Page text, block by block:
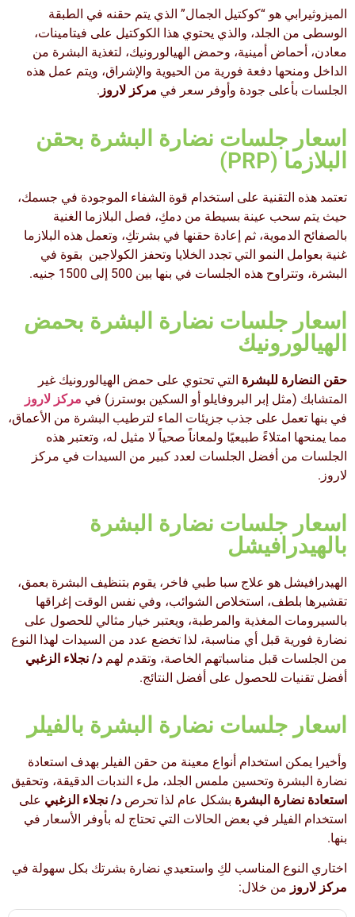
الميزوثيرابي هو “كوكتيل الجمال” الذي يتم حقنه في الطبقة
الوسطى من الجلد، والذي يحتوي هذا الكوكتيل على فيتامينات،
معادن، أحماض أمينية، وحمض الهيالورونيك، لتغذية البشرة من
الداخل ومنحها دفعة فورية من الحيوية والإشراق، ويتم عمل هذه
الجلسات بأعلى جودة وأوفر سعر في مركز لاروز .
اسعار جلسات نضارة البشرة بحقن
البلازما (PRP)
تعتمد هذه التقنية على استخدام قوة الشفاء الموجودة في جسمك،
حيث يتم سحب عينة بسيطة من دمكِ، فصل البلازما الغنية
بالصفائح الدموية، ثم إعادة حقنها في بشرتكِ، وتعمل هذه البلازما
غنية بعوامل النمو التي تجدد الخلايا وتحفز الكولاجين بقوة في
البشرة، وتتراوح هذه الجلسات في بنها بين 500 إلى 1500 جنيه.
اسعار جلسات نضارة البشرة بحمض
الهيالورونيك
حقن النضارة للبشرة التي تحتوي على حمض الهيالورونيك غير
المتشابك (مثل إبر البروفايلو أو السكين بوسترز) في مركز لاروز
في بنها تعمل على جذب جزيئات الماء لترطيب البشرة من الأعماق،
مما يمنحها امتلاءً طبيعيًا ولمعاناً صحياً لا مثيل له، وتعتبر هذه
الجلسات من أفضل الجلسات لعدد كبير من السيدات في مركز
لاروز.
اسعار جلسات نضارة البشرة
بالهيدرافيشل
الهيدرافيشل هو علاج سبا طبي فاخر، يقوم بتنظيف البشرة بعمق،
تقشيرها بلطف، استخلاص الشوائب، وفي نفس الوقت إغراقها
بالسيرومات المغذية والمرطبة، ويعتبر خيار مثالي للحصول على
نضارة فورية قبل أي مناسبة، لذا تخضع عدد من السيدات لهذا النوع
من الجلسات قبل مناسباتهم الخاصة، وتقدم لهم د/ نجلاء الزغبي
أفضل تقنيات للحصول على أفضل النتائج.
اسعار جلسات نضارة البشرة بالفيلر
وأخيرا يمكن استخدام أنواع معينة من حقن الفيلر بهدف استعادة
نضارة البشرة وتحسين ملمس الجلد، ملء الندبات الدقيقة، وتحقيق
استعادة نضارة البشرة بشكل عام لذا تحرص د/ نجلاء الزغبي على
استخدام الفيلر في بعض الحالات التي تحتاج له بأوفر الأسعار في
بنها.
اختاري النوع المناسب لكِ واستعيدي نضارة بشرتك بكل سهولة في
مركز لاروز من خلال: